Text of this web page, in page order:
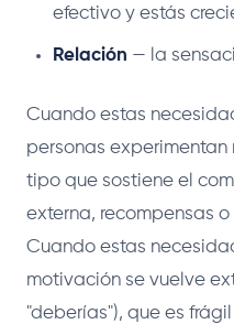
efectivo y estás
Relación — la
Cuando estas
personas
tipo que sostiene el
externa, recompensas
Cuando estas
motivación se vuelve
"deberías"), que es